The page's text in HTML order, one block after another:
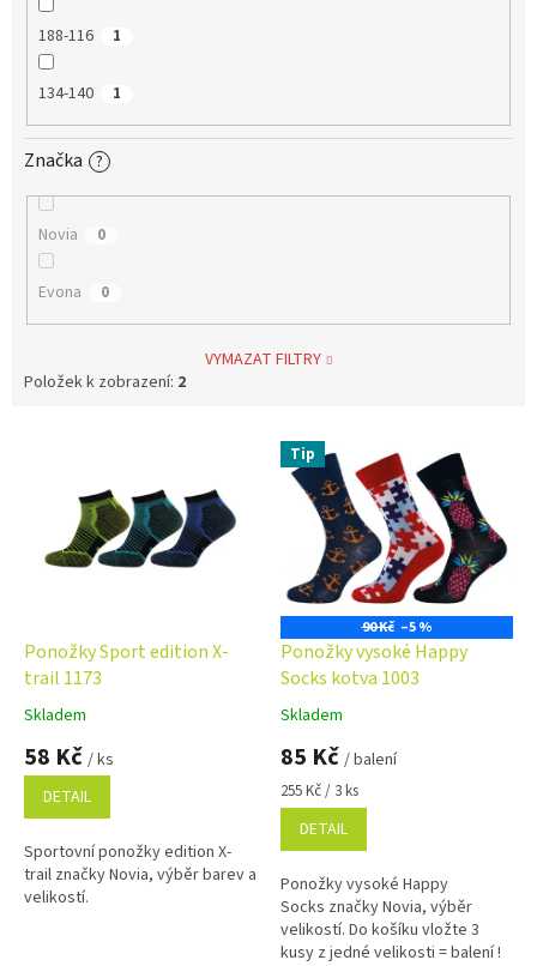
188-116 1
134-140 1
Značka ?
Novia 0
Evona 0
VYMAZAT FILTRY
Položek k zobrazení: 2
Ponožky Sport edition X-
trail 1173
Průměrné
hodnocení
produktu
5,0
5
hvězdiček.
Skladem
58 Kč / ks
DETAIL
Sportovní ponožky edition X-
trail značky Novia, výběr barev a
velikostí.
Tip
90 Kč –5 %
Ponožky vysoké Happy
Socks kotva 1003
Průměrné
hodnocení
produktu
je
5,0
5
hvězdiček.
Skladem
85 Kč / balení
Měrná
cena:
255 Kč / 3 ks
DETAIL
Ponožky vysoké Happy
Socks značky Novia, výběr
velikostí. Do košíku vložte 3
kusy z jedné velikosti = balení !